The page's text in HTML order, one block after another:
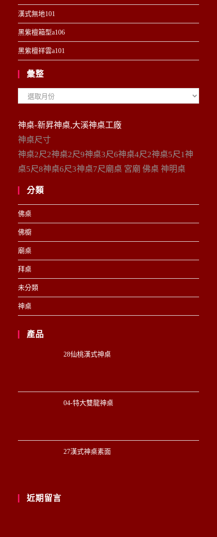
漢式無地101
黑紫檀箱型a106
黑紫檀祥雲a101
彙整
神桌-新昇神桌,大溪神桌工廠
神桌尺寸
神桌2尺2神桌2尺9神桌3尺6神桌4尺2神桌5尺1神
桌5尺8神桌6尺3神桌7尺廟桌 宮廟 佛桌 神明桌
分類
佛桌
佛櫥
廟桌
拜桌
未分類
神桌
產品
28仙桃漢式神桌
04-特大雙龍神桌
27漢式神桌素面
近期留言